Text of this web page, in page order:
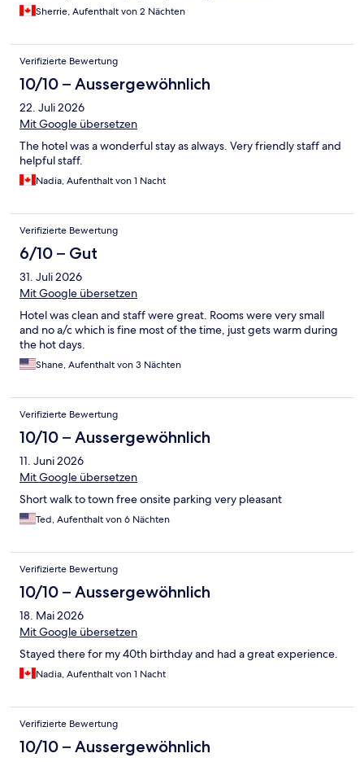
Sherrie, Aufenthalt von 2 Nächten
Verifizierte Bewertung
10/10 – Aussergewöhnlich
22. Juli 2026
Mit Google übersetzen
The hotel was a wonderful stay as always. Very friendly staff and
helpful staff.
Nadia, Aufenthalt von 1 Nacht
Verifizierte Bewertung
6/10 – Gut
31. Juli 2026
Mit Google übersetzen
Hotel was clean and staff were great. Rooms were very small
and no a/c which is fine most of the time, just gets warm during
the hot days.
Shane, Aufenthalt von 3 Nächten
Verifizierte Bewertung
10/10 – Aussergewöhnlich
11. Juni 2026
Mit Google übersetzen
Short walk to town free onsite parking very pleasant
Ted, Aufenthalt von 6 Nächten
Verifizierte Bewertung
10/10 – Aussergewöhnlich
18. Mai 2026
Mit Google übersetzen
Stayed there for my 40th birthday and had a great experience.
Nadia, Aufenthalt von 1 Nacht
Verifizierte Bewertung
10/10 – Aussergewöhnlich